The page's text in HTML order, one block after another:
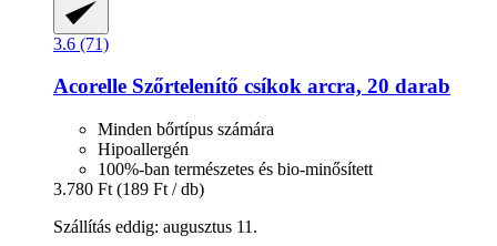
3.6 (71)
Acorelle Szőrtelenítő csíkok arcra, 20 darab
Minden bőrtípus számára
Hipoallergén
100%-ban természetes és bio-minősített
3.780 Ft (189 Ft / db)
Szállítás eddig: augusztus 11.